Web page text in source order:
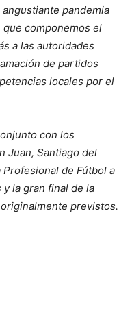
pandemia
que componemos el
a las autoridades
de partidos
locales por el
con los
Juan, Santiago del
de Fútbol a
la gran final de la
previstos.